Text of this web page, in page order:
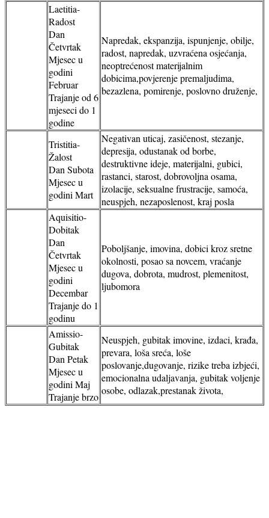
Laetitia-
Radost
Dan
Četvrtak
Mjesec u
godini
Februar
Trajanje od 6
mjeseci do 1
godine
Napredak, ekspanzija, ispunjenje, obilje,
radost, napredak, uzvraćena osjećanja,
neoptrećenost materijalnim
dobicima,povjerenje premaljudima,
bezazlena, pomirenje, poslovno druženje,
Tristitia-
Žalost
Dan Subota
Mjesec u
godini Mart
Negativan uticaj, zasičenost, stezanje,
depresija, odustanak od borbe,
destruktivne ideje, materijalni, gubici,
rastanci, starost, dobrovoljna osama,
izolacije, seksualne frustracije, samoća,
neuspjeh, nezaposlenost, kraj posla
Aquisitio-
Dobitak
Dan
Četvrtak
Mjesec u
godini
Decembar
Trajanje do 1
godinu
Poboljšanje, imovina, dobici kroz sretne
okolnosti, posao sa novcem, vraćanje
dugova, dobrota, mudrost, plemenitost,
ljubomora
Amissio-
Gubitak
Dan Petak
Mjesec u
godini Maj
Trajanje brzo
Neuspjeh, gubitak imovine, izdaci, krađa,
prevara, loša sreća, loše
poslovanje,dugovanje, rizike treba izbjeći,
emocionalna udaljavanja, gubitak voljenje
osobe, odlazak,prestanak života,